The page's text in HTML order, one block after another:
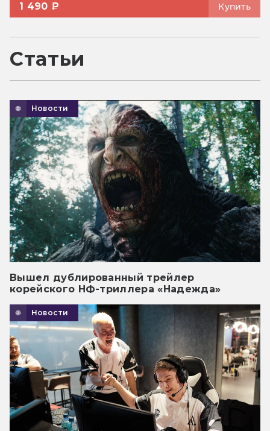
1 490 ₽ Купить
Статьи
Новости
Вышел дублированный трейлер
корейского НФ-триллера «Надежда»
Новости